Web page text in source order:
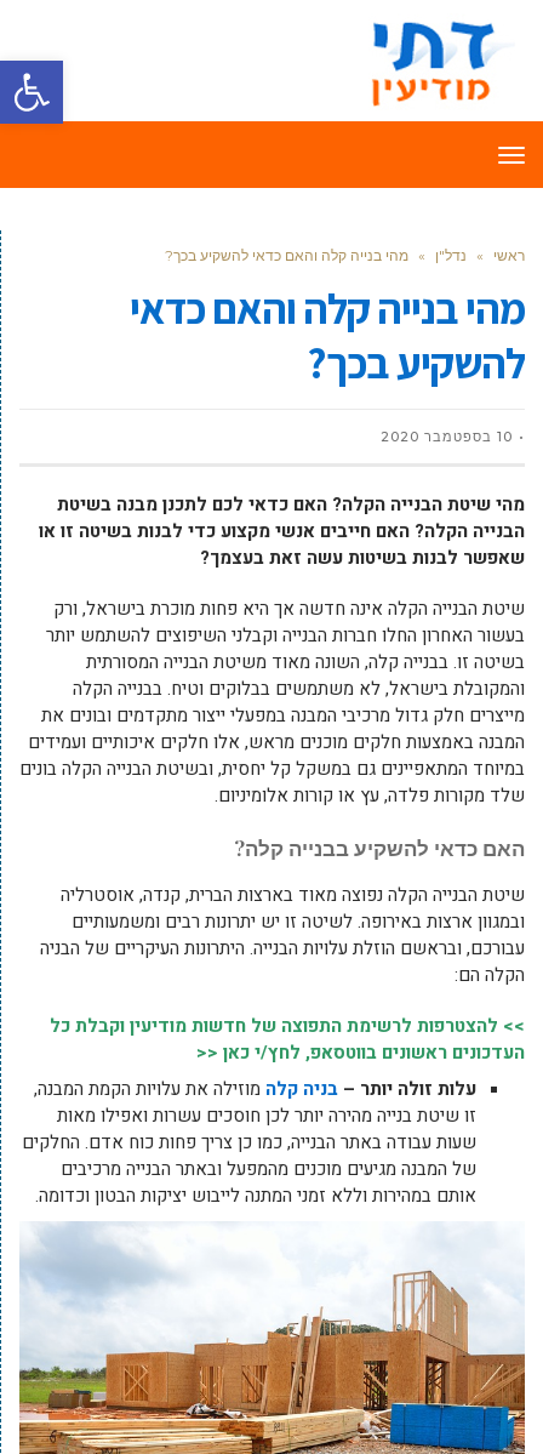
פתח
תפריט
ראשי » נדל"ן » מהי בנייה קלה והאם כדאי להשקיע בכך?
מהי בנייה קלה והאם כדאי
להשקיע בכך?
10 בספטמבר 2020
מהי שיטת הבנייה הקלה? האם כדאי לכם לתכנן מבנה בשיטת
הבנייה הקלה? האם חייבים אנשי מקצוע כדי לבנות בשיטה זו או
שאפשר לבנות בשיטות עשה זאת בעצמך?
שיטת הבנייה הקלה אינה חדשה אך היא פחות מוכרת בישראל, ורק
בעשור האחרון החלו חברות הבנייה וקבלני השיפוצים להשתמש יותר
בשיטה זו. בבנייה קלה, השונה מאוד משיטת הבנייה המסורתית
והמקובלת בישראל, לא משתמשים בבלוקים וטיח. בבנייה הקלה
מייצרים חלק גדול מרכיבי המבנה במפעלי ייצור מתקדמים ובונים את
המבנה באמצעות חלקים מוכנים מראש, אלו חלקים איכותיים ועמידים
במיוחד המתאפיינים גם במשקל קל יחסית, ובשיטת הבנייה הקלה בונים
שלד מקורות פלדה, עץ או קורות אלומיניום.
האם כדאי להשקיע בבנייה קלה?
שיטת הבנייה הקלה נפוצה מאוד בארצות הברית, קנדה, אוסטרליה
ובמגוון ארצות באירופה. לשיטה זו יש יתרונות רבים ומשמעותיים
עבורכם, ובראשם הוזלת עלויות הבנייה. היתרונות העיקריים של הבניה
הקלה הם:
>> להצטרפות לרשימת התפוצה של חדשות מודיעין וקבלת כל
העדכונים ראשונים בווטסאפ, לחץ/י כאן <<
עלות זולה יותר – בניה קלה מוזילה את עלויות הקמת המבנה,
זו שיטת בנייה מהירה יותר לכן חוסכים עשרות ואפילו מאות
שעות עבודה באתר הבנייה, כמו כן צריך פחות כוח אדם. החלקים
של המבנה מגיעים מוכנים מהמפעל ובאתר הבנייה מרכיבים
אותם במהירות וללא זמני המתנה לייבוש יציקות הבטון וכדומה.